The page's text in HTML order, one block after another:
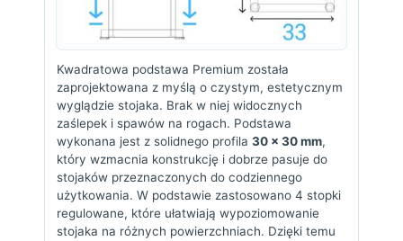
Kwadratowa podstawa Premium została
zaprojektowana z myślą o czystym, estetycznym
wyglądzie stojaka. Brak w niej widocznych
zaślepek i spawów na rogach. Podstawa
wykonana jest z solidnego profila 30 × 30 mm,
który wzmacnia konstrukcję i dobrze pasuje do
stojaków przeznaczonych do codziennego
użytkowania. W podstawie zastosowano 4 stopki
regulowane, które ułatwiają wypoziomowanie
stojaka na różnych powierzchniach. Dzięki temu